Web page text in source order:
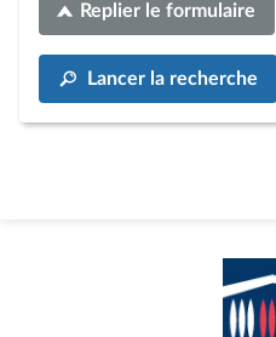
Replier le formulaire
Lancer la recherche